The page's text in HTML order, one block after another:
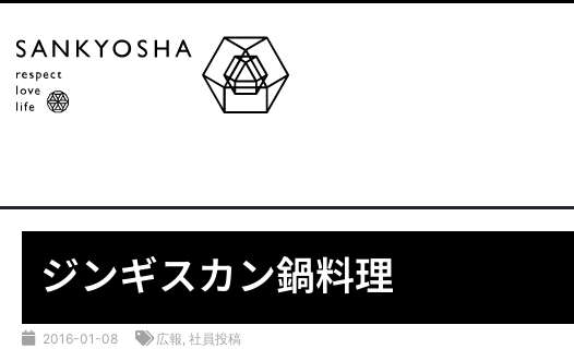
ジンギスカン鍋料理
2016-01-08 広報, 社員投稿